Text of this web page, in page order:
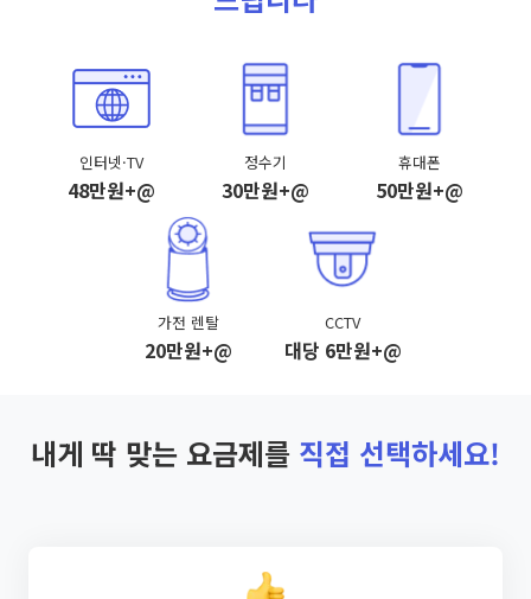
인터넷·TV
48만원+@
정수기
30만원+@
휴대폰
50만원+@
가전 렌탈
20만원+@
CCTV
대당 6만원+@
내게 딱 맞는 요금제를 직접 선택하세요!